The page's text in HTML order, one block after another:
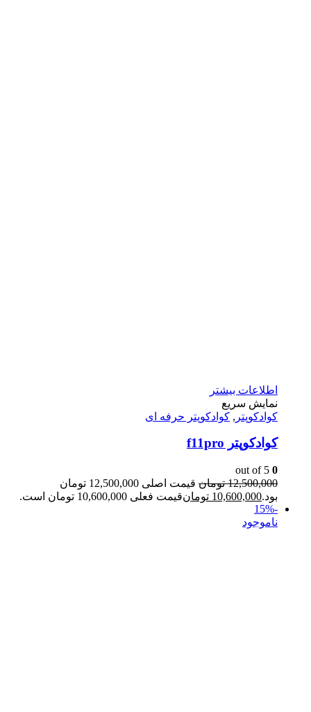
اطلاعات بیشتر
نمایش سریع
کوادکوپتر , کوادکوپتر حرفه ای
کوادکوپتر f11pro
0
12,500,000 تومان
قیمت اصلی 12,500,000 تومان
بود.10,600,000 تومانقیمت فعلی 10,600,000 تومان است.
-15%
ناموجود